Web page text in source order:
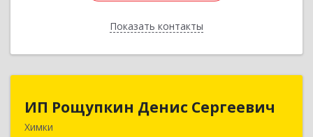
Показать контакты
Назад
ИП Рощупкин Денис Сергеевич
Химки141402, Московская обл, г.о. Химки, Химки г,